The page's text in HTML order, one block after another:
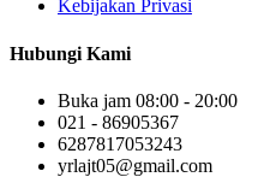
Kebijakan Privasi
Hubungi Kami
Buka jam 08:00 - 20:00
021 - 86905367
6287817053243
yrlajt05@gmail.com